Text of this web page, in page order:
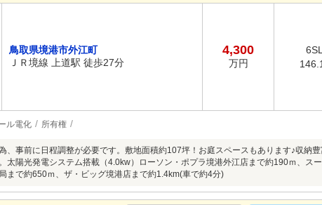
鳥取県境港市外江町
ＪＲ境線 上道駅 徒歩27分
4,300
万円
ル電化 所有権
、事前に日程調整が必要です。敷地面積約107坪！お庭スペースもあります♪収納
太陽光発電システム搭載（4.0kw）ローソン・ポプラ境港外江店まで約190ｍ、ス
まで約650ｍ、ザ・ビッグ境港店まで約1.4km(車で約4分)